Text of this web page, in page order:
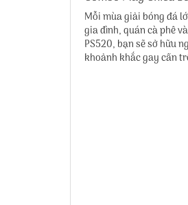
Mỗi mùa giải bóng đá
gia đình, quán cà phê
PS520, bạn sẽ sở hữu
khoảnh khắc gay cấn